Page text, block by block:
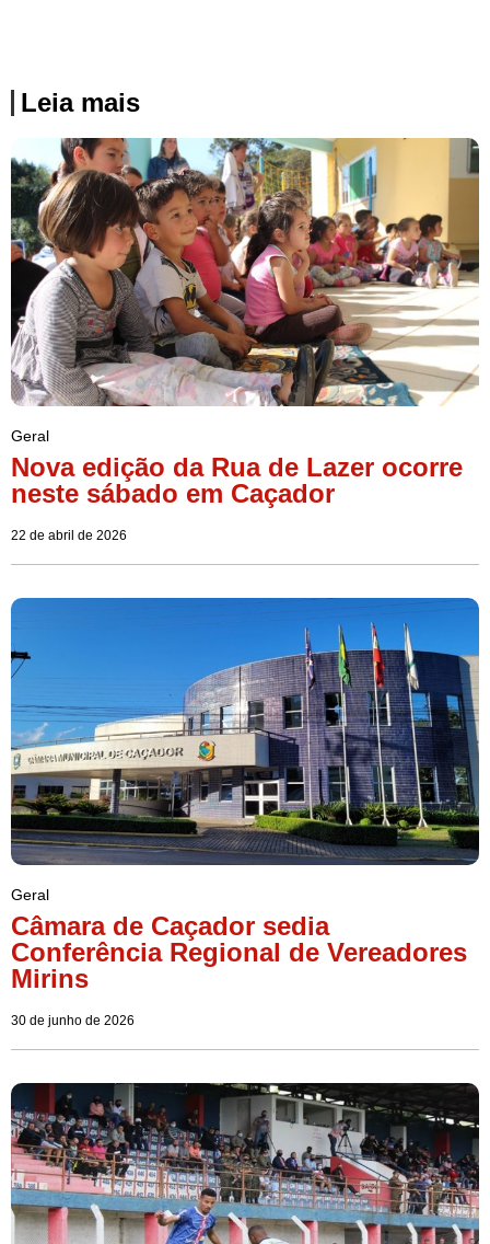
Leia mais
Geral
Nova edição da Rua de Lazer ocorre
neste sábado em Caçador
22 de abril de 2026
Geral
Câmara de Caçador sedia
Conferência Regional de Vereadores
Mirins
30 de junho de 2026